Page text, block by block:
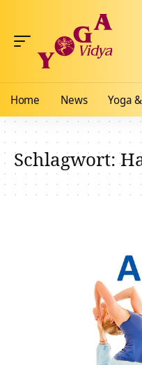
Home News Yoga
Schlagwort: